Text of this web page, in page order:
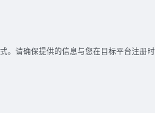
。请确保提供的信息与您在目标平台注册时